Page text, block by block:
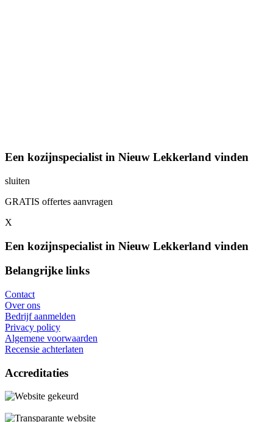
Een kozijnspecialist in Nieuw Lekkerland vinden
sluiten
GRATIS offertes aanvragen
X
Een kozijnspecialist in Nieuw Lekkerland vinden
Belangrijke links
Contact
Over ons
Bedrijf aanmelden
Privacy policy
Algemene voorwaarden
Recensie achterlaten
Accreditaties